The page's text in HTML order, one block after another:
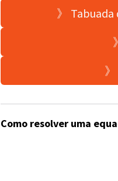
》 Tabuada
Como resolver uma